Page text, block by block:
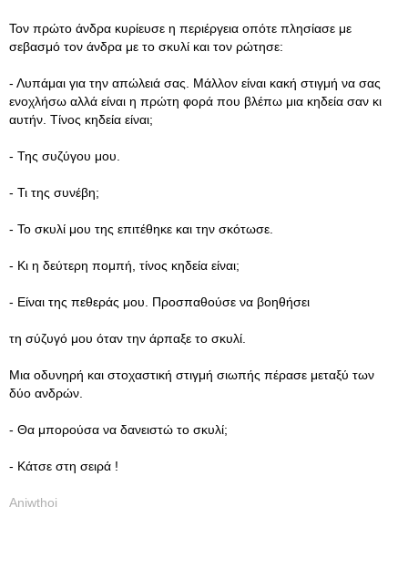
Τον πρώτο άνδρα κυρίευσε η περιέργεια οπότε πλησίασε με
σεβασμό τον άνδρα με το σκυλί και τον ρώτησε:
- Λυπάμαι για την απώλειά σας. Μάλλον είναι κακή στιγμή να σας
ενοχλήσω αλλά είναι η πρώτη φορά που βλέπω μια κηδεία σαν κι
αυτήν. Τίνος κηδεία είναι;
- Της συζύγου μου.
- Τι της συνέβη;
- Το σκυλί μου της επιτέθηκε και την σκότωσε.
- Κι η δεύτερη πομπή, τίνος κηδεία είναι;
- Είναι της πεθεράς μου. Προσπαθούσε να βοηθήσει
τη σύζυγό μου όταν την άρπαξε το σκυλί.
Μια οδυνηρή και στοχαστική στιγμή σιωπής πέρασε μεταξύ των
δύο ανδρών.
- Θα μπορούσα να δανειστώ το σκυλί;
- Κάτσε στη σειρά !
Aniwthoi